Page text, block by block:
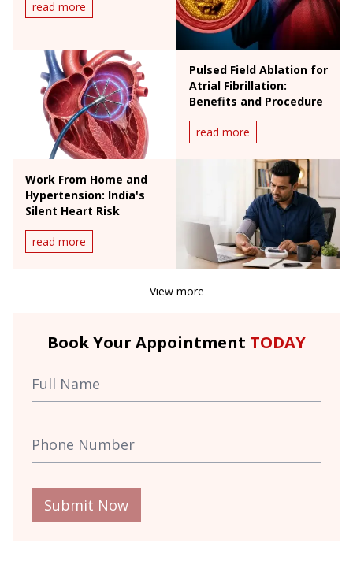
read more
Pulsed Field Ablation for
Atrial Fibrillation:
Benefits and Procedure
read more
Work From Home and
Hypertension: India's
Silent Heart Risk
read more
View more
Book Your Appointment TODAY
Submit Now